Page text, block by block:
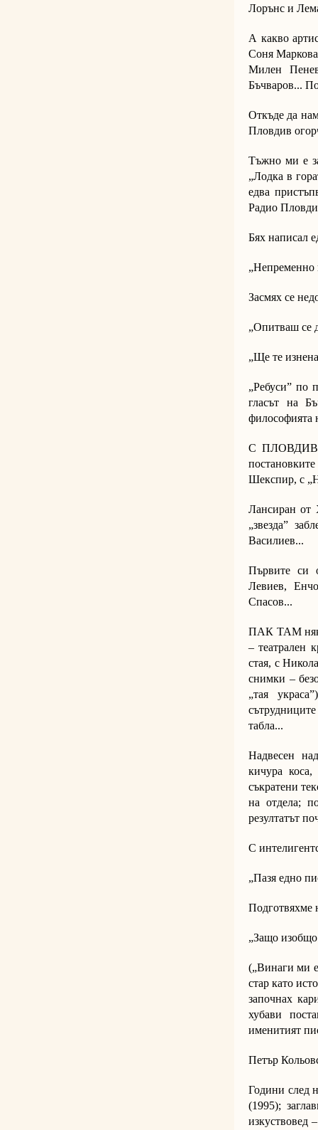
Лорънс и
А какво
Соня
Милен
Бъчваров...
Откъде да
Пловдив
Тъжно ми е
„Лодка в
едва
Радио
Бях написал
„Непременно
Засмях се
„Опитваш се
„Ще те
„Ребуси” по
гласът на
философията
С
Шекспир, с
Лансиран от
„звезда”
Василиев...
Първите си
Левиев,
Спасов...
ПАК ТАМ
– театрален
стая, с
снимки –
„тая
табла...
Надвесен
кичура
съкратени
на отдела;
резултатът
С
„Пазя едно
Подготвяхме
„Защо изобщо
(„Винаги ми
стар като
започнах
хубави
именитият
Петър
Години след
(1995);
изкуствовед